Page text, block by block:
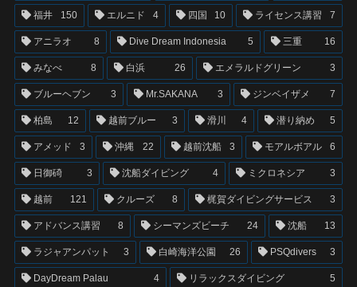
福井 150 エルニド 4 四国 10 ライセンス講習 7
アニラオ 8 Dive Dream Indonesia 5 三重 16
みなべ 8 白浜 26 エメラルドグリーン 3
ブルーヘブン 3 Mr.SAKANA 3 ジンベイザメ 7
柏島 12 越前ブルー 3 滑川 4 潜り納め 5
アメッド 3 沖縄 22 越前沈船 3 モアルボアル 6
日御碕 3 沈船ダイビング 4 ミクロネシア 3
越前 121 クルーズ 8 梶賀ダイビングサービス 3
アドバンス講習 8 シーマンズビーチ 24 沈船 13
ラジャアンパット 3 白崎海洋公園 26 PSQdivers 3
DayDream Palau 4 リラックスダイビング 5